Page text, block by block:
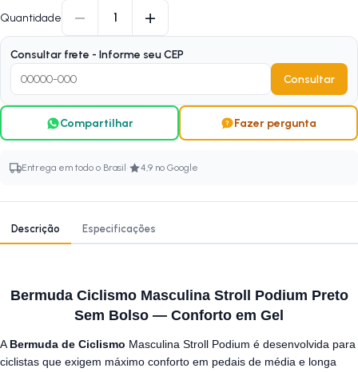
Quantidade − 1 +
Consultar frete - Informe seu CEP
Consultar
Compartilhar Fazer pergunta
Entrega em todo o Brasil · 4,9 no Google
Descrição Especificações
Bermuda Ciclismo Masculina Stroll Podium Preto
Sem Bolso — Conforto em Gel
A Bermuda de Ciclismo Masculina Stroll Podium é desenvolvida para
ciclistas que exigem máximo conforto em pedais de média e longa